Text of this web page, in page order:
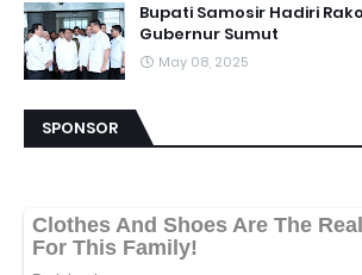
Bupati Samosir Hadiri
Gubernur Sumut
May 08, 2025
SPONSOR